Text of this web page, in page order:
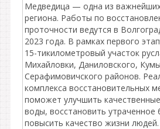
Медведица — одна из
региона. Работы по
проточности ведутся в
2023 года. В рамках первого
15-тикилометровый участок
Михайловки, Даниловского,
Серафимовичского районов.
комплекса восстановительных
поможет улучшить
воды, восстановить утраченное
повысить качество жизни людей.